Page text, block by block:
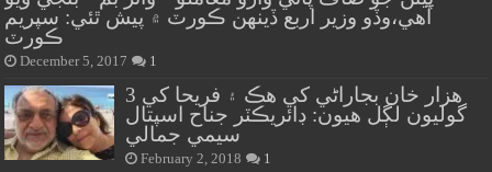
آهي،وڏو وزير اربع ڏينهن ڪورٽ ۾ پيش ٿئي: سپريم
ڪورٽ
December 5, 2017 1
هزار خان بجاراڻي کي هڪ ۽ فريحا کي 3
گوليون لڳل هيون: ڊائريڪٽر جناح اسپتال
سيمي جمالي
February 2, 2018 1